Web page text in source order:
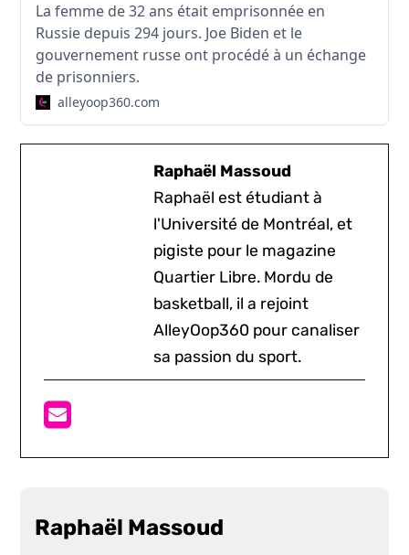
La femme de 32 ans était emprisonnée en
Russie depuis 294 jours. Joe Biden et le
gouvernement russe ont procédé à un échange
de prisonniers.
alleyoop360.com
Raphaël Massoud
Raphaël est étudiant à
l'Université de Montréal, et
pigiste pour le magazine
Quartier Libre. Mordu de
basketball, il a rejoint
AlleyOop360 pour canaliser
sa passion du sport.
Raphaël Massoud